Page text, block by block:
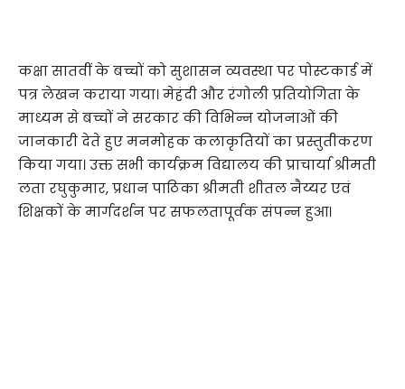
कक्षा सातवीं के बच्चों को सुशासन व्यवस्था पर पोस्टकार्ड में
पत्र लेखन कराया गया। मेहंदी और रंगोली प्रतियोगिता के
माध्यम से बच्चों ने सरकार की विभिन्न योजनाओं की
जानकारी देते हुए मनमोहक कलाकृतियों का प्रस्तुतीकरण
किया गया। उक्त सभी कार्यक्रम विद्यालय की प्राचार्या श्रीमती
लता रघुकुमार, प्रधान पाठिका श्रीमती शीतल नैय्यर एवं
शिक्षकों के मार्गदर्शन पर सफलतापूर्वक संपन्न हुआ।